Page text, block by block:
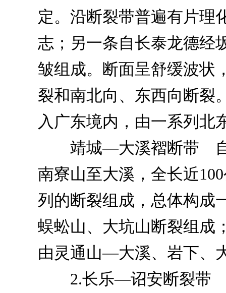
定。沿断裂带普遍有片理
志；另一条自长泰龙德经
皱组成。断面呈舒缓波状
裂和南北向、东西向断裂
入广东境内，由一系列北
靖城—大溪褶断带 自
南寮山至大溪，全长近
列的断裂组成，总体构成
蜈蚣山、大坑山断裂组
由灵通山—大溪、岩下、
2.长乐—诏安断裂带